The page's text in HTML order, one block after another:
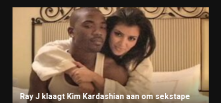
Ray J klaagt Kim Kardashian aan om sekstape